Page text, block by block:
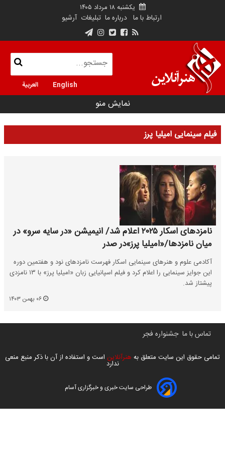
یکشنبه ۱۸ مرداد ۱۴۰۵
ارتباط با ما درباره ما تبلیغات آرشیو
English العربية
نمایش منو
فیلم سینمایی امیلیا پرز
نامزدهای اسکار ۲۰۲۵ اعلام شد/ انیمیشن «در سایه سرو» در
میان نامزدها/«امیلیا پرز»در صدر
آکادمی علوم و هنرهای سینمایی اسکار فهرست نامزدهای نود و هفتمین دوره
این جوایز سینمایی را اعلام کرد و فیلم اسپانیایی زبان «امیلیا پرز» با ۱۳ نامزدی
پیشتاز شد.
تماس با ما جشنواره فجر
تمامی حقوق این سایت متعلق به هنرآنلاین است و استفاده از آن با ذکر منبع منعی
ندارد
طراحی سایت خبری و خبرگزاری آسام